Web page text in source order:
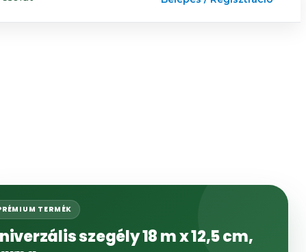
TERMÉK
szegély 18 m x 12,5 cm,